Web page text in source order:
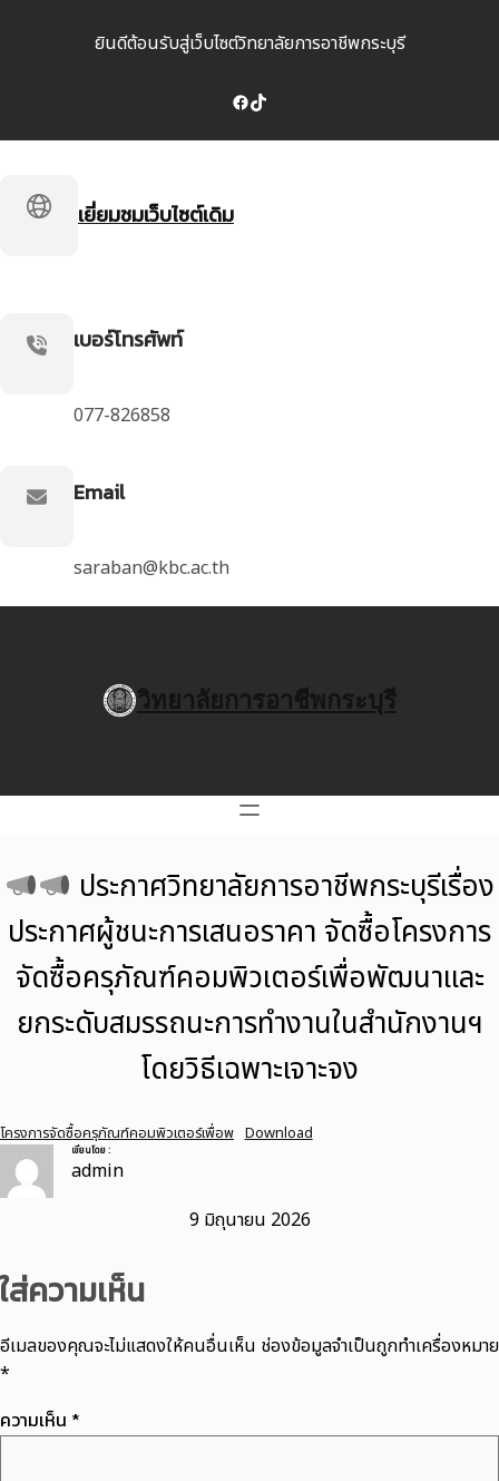
ยินดีต้อนรับสู่เว็บไซต์วิทยาลัยการอาชีพกระบุรี
Facebook TikTok
เยี่ยมชมเว็บไซต์เดิม
เบอร์โทรศัพท์
077-826858
Email
saraban@kbc.ac.th
วิทยาลัยการอาชีพกระบุรี
ประกาศวิทยาลัยการอาชีพกระบุรีเรื่อง
ประกาศผู้ชนะการเสนอราคา จัดซื้อโครงการ
จัดซื้อครุภัณฑ์คอมพิวเตอร์เพื่อพัฒนาและ
ยกระดับสมรรถนะการทำงานในสำนักงานฯ
โดยวิธีเฉพาะเจาะจง
โครงการจัดซื้อครุภัณฑ์คอมพิวเตอร์เพื่อพ Download
เขียนโดย :
admin
9 มิถุนายน 2026
ใส่ความเห็น
อีเมลของคุณจะไม่แสดงให้คนอื่นเห็น ช่องข้อมูลจำเป็นถูกทำเครื่องหมาย
*
ความเห็น *